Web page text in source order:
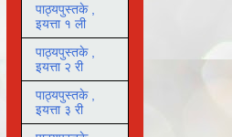
पाठ्यपुस्तके ,
इयत्ता १ ली
पाठ्यपुस्तके ,
इयत्ता २ री
पाठ्यपुस्तके ,
इयत्ता ३ री